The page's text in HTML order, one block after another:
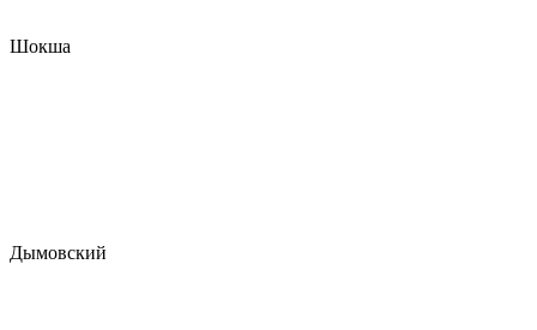
Шокша
Дымовский